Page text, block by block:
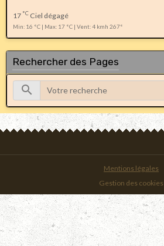
17 °C Ciel dégagé
Min: 16 °C | Max: 17 °C | Vent: 4 kmh 267°
Rechercher des Pages
Mentions légales
Gestion des cookies